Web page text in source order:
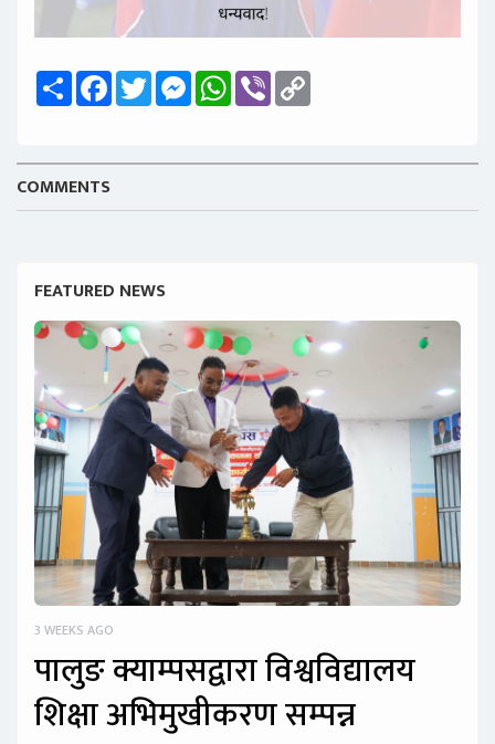
ShareFacebookTwitterMessengerWhatsApp
Viber
COMMENTS
FEATURED NEWS
3 WEEKS AGO
पालुङ क्याम्पसद्वारा विश्वविद्यालय
शिक्षा अभिमुखीकरण सम्पन्न